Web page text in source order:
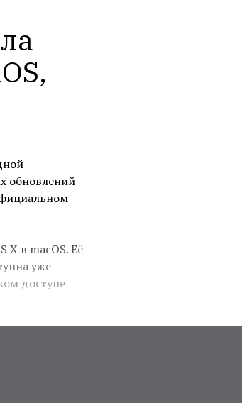
обновлений
в macOS. Её
уже
доступе